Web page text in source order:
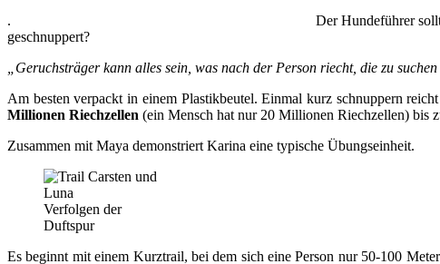
. Der Hundeführer sollte
geschnuppert?
„Geruchsträger kann alles sein, was nach der Person riecht, die zu
Am besten verpackt in einem Plastikbeutel. Einmal kurz schnuppern
Millionen Riechzellen (ein Mensch hat nur 20 Millionen Riechzellen) bis
Zusammen mit Maya demonstriert Karina eine typische Übungseinheit.
Verfolgen der
Duftspur
Es beginnt mit einem Kurztrail, bei dem sich eine Person nur 50-100